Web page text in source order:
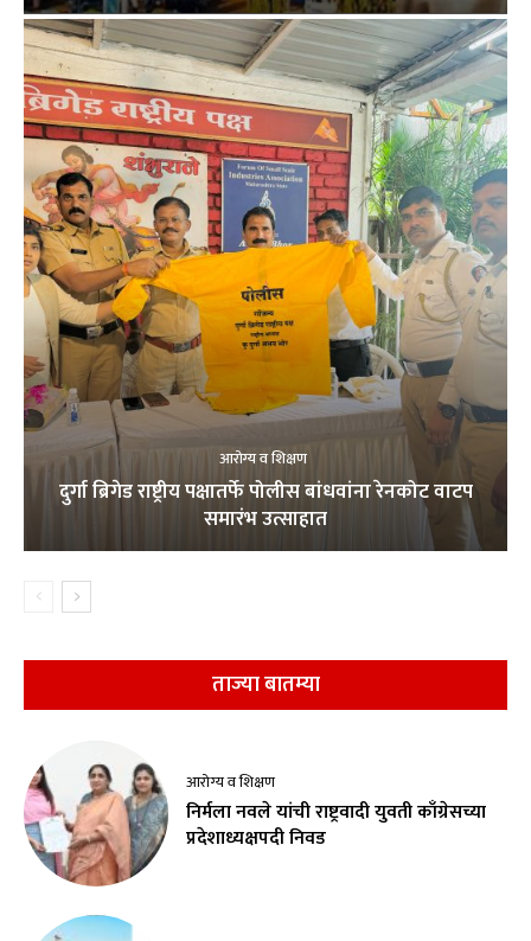
आरोग्य व शिक्षण
दुर्गा ब्रिगेड राष्ट्रीय पक्षातर्फे पोलीस बांधवांना रेनकोट वाटप
समारंभ उत्साहात
ताज्या बातम्या
आरोग्य व शिक्षण
निर्मला नवले यांची राष्ट्रवादी युवती काँग्रेसच्या
प्रदेशाध्यक्षपदी निवड